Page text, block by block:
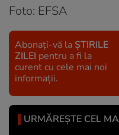
Foto: EFSA
Abonați-vă la ȘTIRILE
ZILEI pentru a fi la
curent cu cele mai noi
informații.
URMĂREȘTE CEL